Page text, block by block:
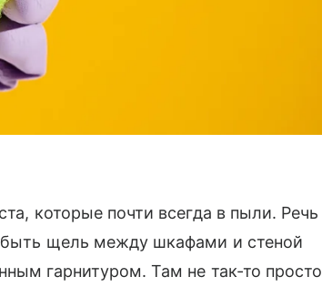
которые почти всегда в пыли. Речь
щель между шкафами и стеной
гарнитуром. Там не так-то просто